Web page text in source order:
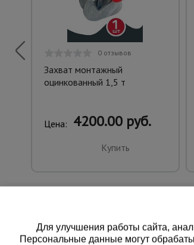
0 отзывов
Захват монтажный
оцинкованный 1,5 т
Цена: 4200.00 руб.
Купить
Для улучшения работы сайта,
Персональные данные могут